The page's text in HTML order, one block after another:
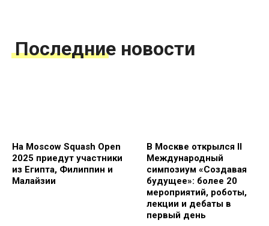
Последние новости
На Moscow Squash Open
2025 приедут участники
из Египта, Филиппин и
Малайзии
В Москве открылся II
Международный
симпозиум «Создавая
будущее»: более 20
мероприятий, роботы,
лекции и дебаты в
первый день